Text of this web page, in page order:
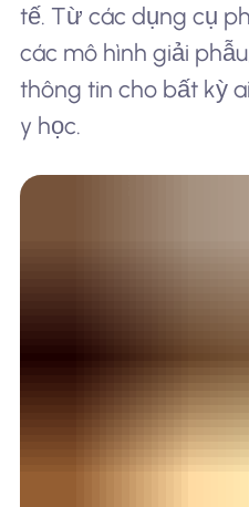
tế. Từ các dụng cụ
các mô hình giải
thông tin cho bất kỳ
y học.